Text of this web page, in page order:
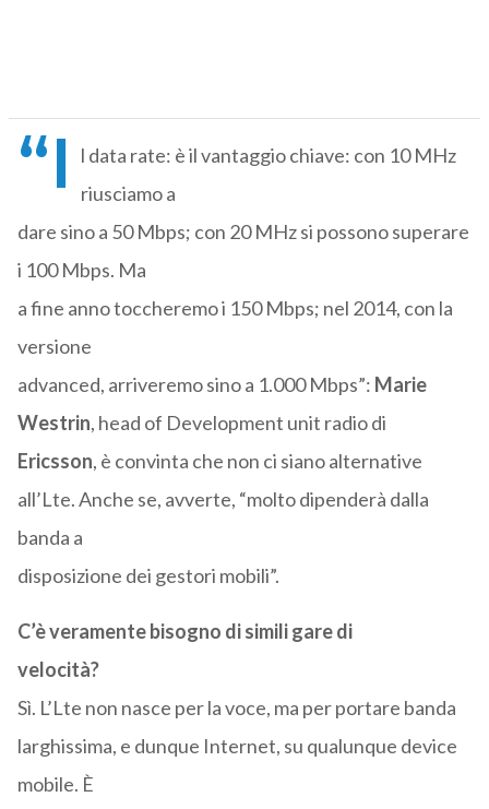
“I
l data rate: è il vantaggio chiave: con 10 MHz
riusciamo a
dare sino a 50 Mbps; con 20 MHz si possono superare
i 100 Mbps. Ma
a fine anno toccheremo i 150 Mbps; nel 2014, con la
versione
advanced, arriveremo sino a 1.000 Mbps”: Marie
Westrin, head of Development unit radio di
Ericsson, è convinta che non ci siano alternative
all’Lte. Anche se, avverte, “molto dipenderà dalla
banda a
disposizione dei gestori mobili”.
C’è veramente bisogno di simili gare di
velocità?
Sì. L’Lte non nasce per la voce, ma per portare banda
larghissima, e dunque Internet, su qualunque device
mobile. È